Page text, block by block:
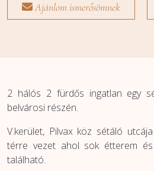
Ajánlom ismerősömnek
2 hálós 2 fürdős ingatlan egy
belvárosi részén.
V.kerület, Pilvax köz sétáló
térre vezet ahol sok étterem
található.